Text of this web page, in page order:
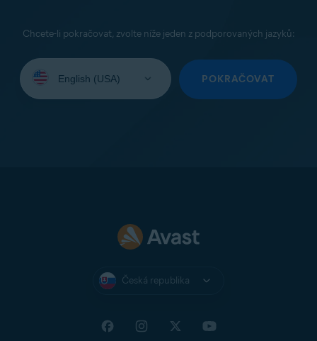
Chcete-li pokračovat, zvolte níže jeden z podporovaných jazyků:
jazyk:
POKRAČOVAT
Česká republika